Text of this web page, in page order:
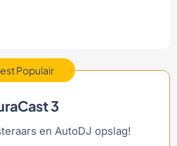
Populair
3
en AutoDJ opslag!